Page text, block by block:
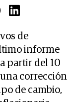
de
informe
partir del 10
corrección
de cambio,